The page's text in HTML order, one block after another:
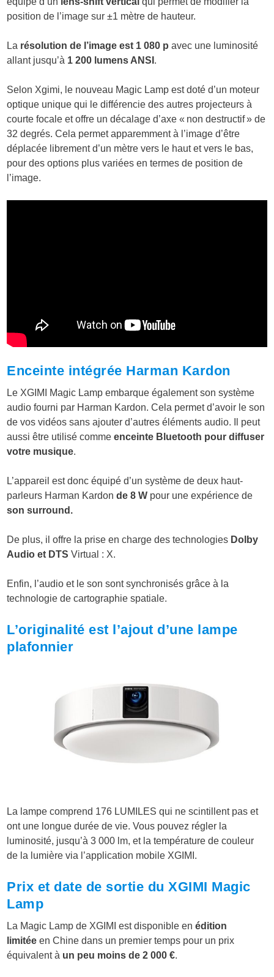
position de l’image sur ±1 mètre de hauteur.
La résolution de l’image est 1 080 p avec une luminosité
allant jusqu’à 1 200 lumens ANSI .
Selon Xgimi, le nouveau Magic Lamp est doté d’un moteur
optique unique qui le différencie des autres projecteurs à
courte focale et offre un décalage d’axe « non destructif » de
32 degrés. Cela permet apparemment à l’image d’être
déplacée librement d’un mètre vers le haut et vers le bas,
pour des options plus variées en termes de position de
l’image.
Enceinte intégrée Harman Kardon
Le XGIMI Magic Lamp embarque également son système
audio fourni par Harman Kardon. Cela permet d’avoir le son
de vos vidéos sans ajouter d’autres éléments audio. Il peut
aussi être utilisé commeenceinte Bluetooth pour diffuser
votre musique.
L’appareil est donc équipé d’un système de deux haut-
parleurs Harman Kardonde 8 W pour une expérience de
son surround.
De plus, il offre la prise en charge des technologies Dolby
Audio et DTSVirtual : X.
Enfin, l’audio et le son sont synchronisés grâce à la
technologie de cartographie spatiale.
L’originalité est l’ajout d’une lampe
plafonnier
La lampe comprend 176 LUMILES qui ne scintillent pas et
ont une longue durée de vie. Vous pouvez régler la
luminosité, jusqu’à 3 000 lm, et la température de couleur
de la lumière via l’application mobile XGIMI.
Prix et date de sortie du XGIMI Magic
Lamp
La Magic Lamp de XGIMI est disponible enédition
limitéeen Chine dans un premier temps pour un prix
équivalent à un peu moins de 2 000 €.